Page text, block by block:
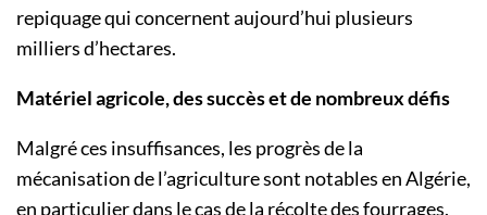
repiquage qui concernent aujourd’hui plusieurs
milliers d’hectares.
Matériel agricole, des succès et de nombreux défis
Malgré ces insuffisances, les progrès de la
mécanisation de l’agriculture sont notables en Algérie,
en particulier dans le cas de la récolte des fourrages.